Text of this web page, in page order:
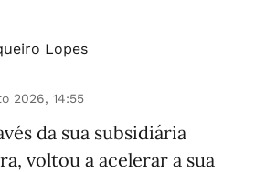
Lopes
2026, 14:55
da sua subsidiária
voltou a acelerar a sua